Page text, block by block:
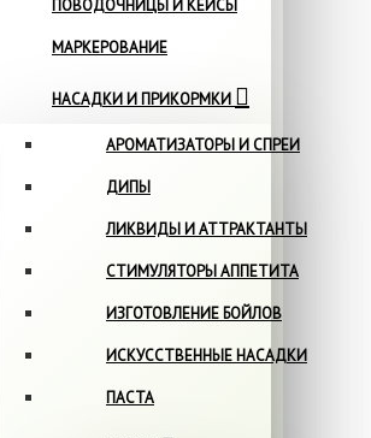
ПОВОДОЧНИЦЫ И КЕЙСЫ
МАРКЕРОВАНИЕ
НАСАДКИ И ПРИКОРМКИ
АРОМАТИЗАТОРЫ И СПРЕИ
ДИПЫ
ЛИКВИДЫ И АТТРАКТАНТЫ
СТИМУЛЯТОРЫ АППЕТИТА
ИЗГОТОВЛЕНИЕ БОЙЛОВ
ИСКУССТВЕННЫЕ НАСАДКИ
ПАСТА